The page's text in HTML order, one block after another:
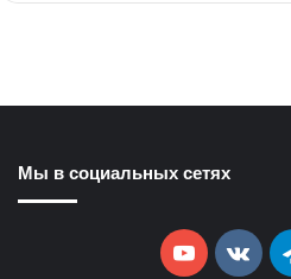
Мы в социальных сетях
YouTube